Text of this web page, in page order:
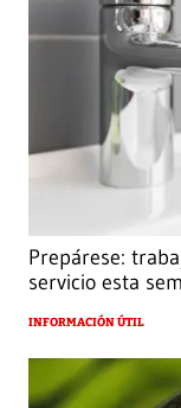
Prepárese:
servicio esta
INFORMACIÓN ÚTIL